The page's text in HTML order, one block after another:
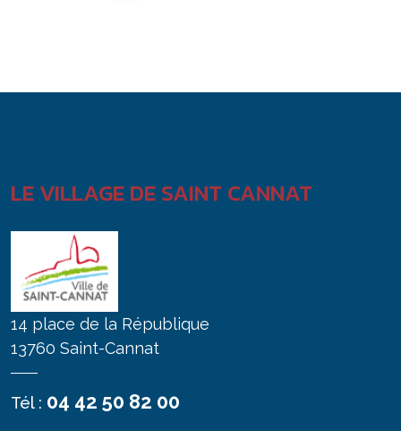
LE VILLAGE DE SAINT CANNAT
14 place de la République
13760 Saint-Cannat
Tél : 04 42 50 82 00